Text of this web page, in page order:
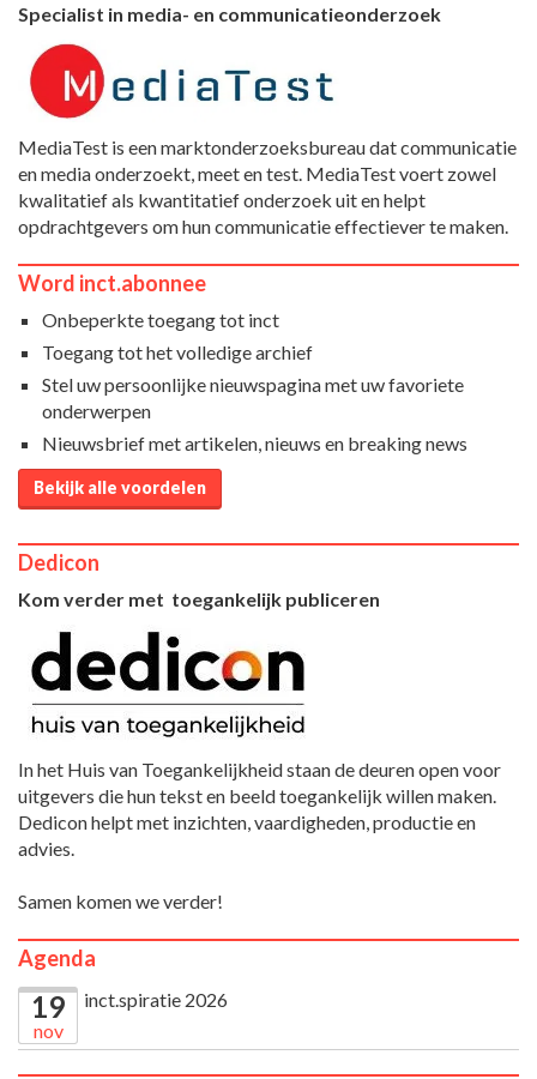
Specialist in media- en communicatieonderzoek
MediaTest is een marktonderzoeksbureau dat communicatie
en media onderzoekt, meet en test. MediaTest voert zowel
kwalitatief als kwantitatief onderzoek uit en helpt
opdrachtgevers om hun communicatie effectiever te maken.
Word inct.abonnee
Onbeperkte toegang tot inct
Toegang tot het volledige archief
Stel uw persoonlijke nieuwspagina met uw favoriete
onderwerpen
Nieuwsbrief met artikelen, nieuws en breaking news
Bekijk alle voordelen
Dedicon
Kom verder met toegankelijk publiceren
In het Huis van Toegankelijkheid staan de deuren open voor
uitgevers die hun tekst en beeld toegankelijk willen maken.
Dedicon helpt met inzichten, vaardigheden, productie en
advies.
Samen komen we verder!
Agenda
19
nov
inct.spiratie 2026